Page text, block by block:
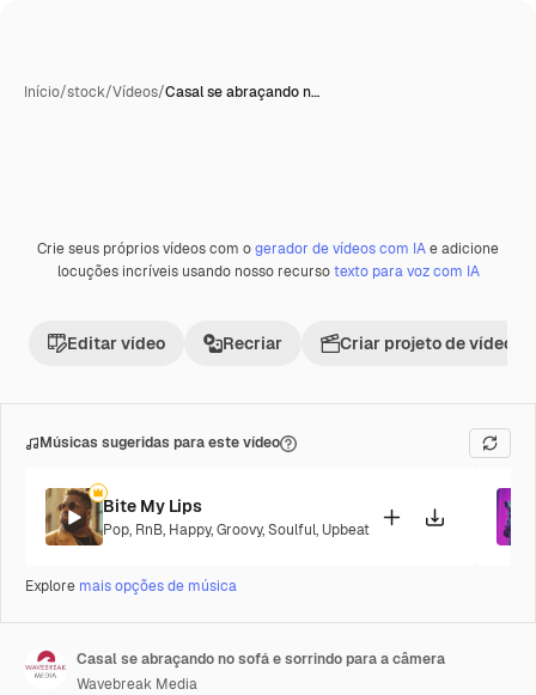
Início/stock/Vídeos/Casal se abraçando n…
Premium
Crie seus próprios vídeos com ogerador de vídeos com IAe adicione
locuções incríveis usando nosso recursotexto para voz com IA
Editar vídeo Recriar Criar projeto de vídeo
Músicas sugeridas para este vídeo
Bite My Lips
Pop, RnB, Happy,Groovy,Soulful, Upbeat
Explore mais opções de música
Casal se abraçando no sofá e sorrindo para a câmera
Wavebreak Media